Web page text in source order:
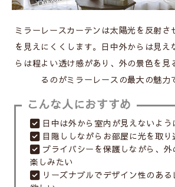
ミラーレースカーテンは太陽光を反射さ
を見えにくくします。 日中外からは見え
らは程よい透け感があり、外の景色を見
るのがミラーレースの最大の魅力
こんな人におすすめ
日中は外から室内が見えないよう
目隠ししながらお部屋に光を取り
プライバシーを保護しながら、外
楽しみたい
リーズナブルでデザイン性のある